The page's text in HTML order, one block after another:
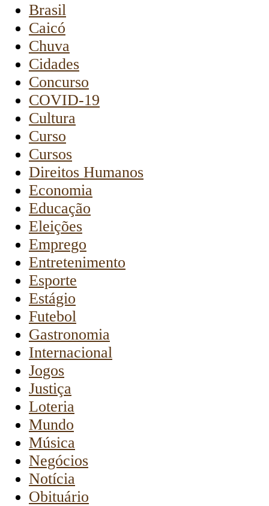
Brasil
Caicó
Chuva
Cidades
Concurso
COVID-19
Cultura
Curso
Cursos
Direitos Humanos
Economia
Educação
Eleições
Emprego
Entretenimento
Esporte
Estágio
Futebol
Gastronomia
Internacional
Jogos
Justiça
Loteria
Mundo
Música
Negócios
Notícia
Obituário